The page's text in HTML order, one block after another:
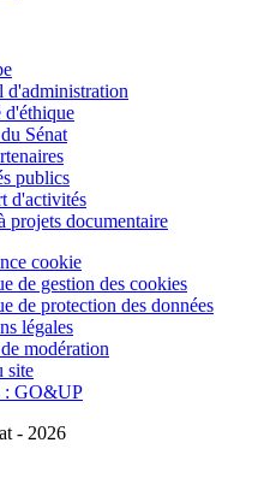
d'administration
d'éthique
Sénat
publics
d'activités
projets documentaire
cookie
de gestion des cookies
de protection des données
légales
modération
site
: GO&UP
- 2026